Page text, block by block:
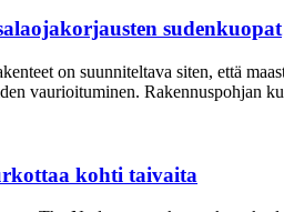
sudenkuopat
on suunniteltava siten, että
vaurioituminen. Rakennuspohjan
kohti taivaita